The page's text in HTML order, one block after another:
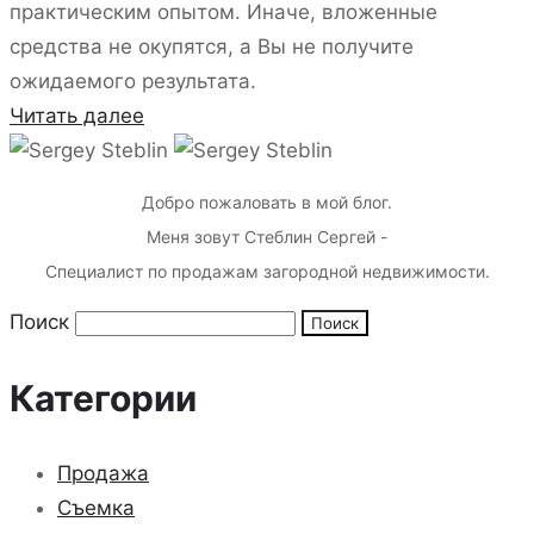
практическим опытом. Иначе, вложенные
средства не окупятся, а Вы не получите
ожидаемого результата.
Читать далее
Добро пожаловать в мой блог.
Меня зовут Стеблин Сергей -
Специалист по продажам загородной недвижимости.
Поиск
Категории
Продажа
Съемка